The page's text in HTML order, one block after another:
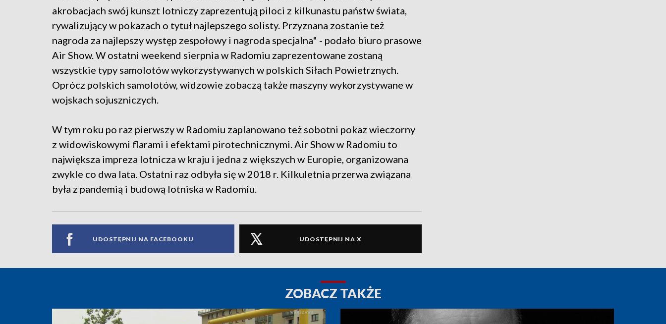
akrobacjach swój kunszt lotniczy zaprezentują piloci z kilkunastu państw świata,
rywalizujący w pokazach o tytuł najlepszego solisty. Przyznana zostanie też
nagroda za najlepszy występ zespołowy i nagroda specjalna" - podało biuro prasowe
Air Show. W ostatni weekend sierpnia w Radomiu zaprezentowane zostaną
wszystkie typy samolotów wykorzystywanych w polskich Siłach Powietrznych.
Oprócz polskich samolotów, widzowie zobaczą także maszyny wykorzystywane w
wojskach sojuszniczych.
W tym roku po raz pierwszy w Radomiu zaplanowano też sobotni pokaz wieczorny
z widowiskowymi flarami i efektami pirotechnicznymi. Air Show w Radomiu to
największa impreza lotnicza w kraju i jedna z większych w Europie, organizowana
zwykle co dwa lata. Ostatni raz odbyła się w 2018 r. Kilkuletnia przerwa związana
była z pandemią i budową lotniska w Radomiu.
UDOSTĘPNIJ NA FACEBOOKU UDOSTĘPNIJ NA X
ZOBACZ TAKŻE